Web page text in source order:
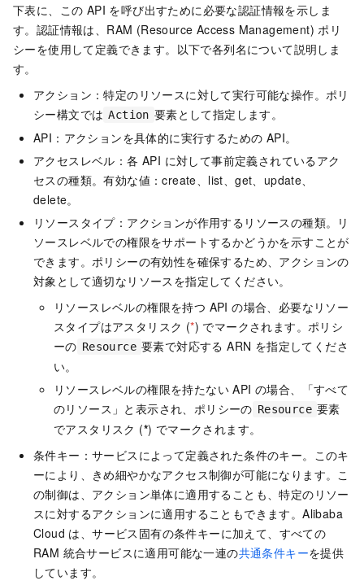
下表に、この API を呼び出すために必要な認証情報を示しま
す。認証情報は、RAM (Resource Access Management) ポリ
シーを使用して定義できます。以下で各列名について説明しま
す。
アクション：特定のリソースに対して実行可能な操作。ポリ
シー構文では Action 要素として指定します。
API：アクションを具体的に実行するための API。
アクセスレベル：各 API に対して事前定義されているアク
セスの種類。有効な値：create、list、get、update、
delete。
リソースタイプ：アクションが作用するリソースの種類。リ
ソースレベルでの権限をサポートするかどうかを示すことが
できます。ポリシーの有効性を確保するため、アクションの
対象として適切なリソースを指定してください。
リソースレベルの権限を持つ API の場合、必要なリソー
スタイプはアスタリスク (*) でマークされます。ポリシ
ーの Resource 要素で対応する ARN を指定してくださ
い。
リソースレベルの権限を持たない API の場合、「すべて
のリソース」と表示され、ポリシーの Resource 要素
でアスタリスク (*) でマークされます。
条件キー：サービスによって定義された条件のキー。このキ
ーにより、きめ細やかなアクセス制御が可能になります。こ
の制御は、アクション単体に適用することも、特定のリソー
スに対するアクションに適用することもできます。Alibaba
Cloud は、サービス固有の条件キーに加えて、すべての
RAM 統合サービスに適用可能な一連の共通条件キーを提供
しています。